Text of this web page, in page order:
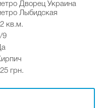
Дворец Украина
Лыбидская
кв.м.
9
грн.